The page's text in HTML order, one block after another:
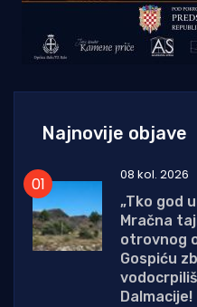
Najnovije objave
08 kol. 2026
„Tko god
Mračna
otrovnog
Gospiću
Dalmacije!